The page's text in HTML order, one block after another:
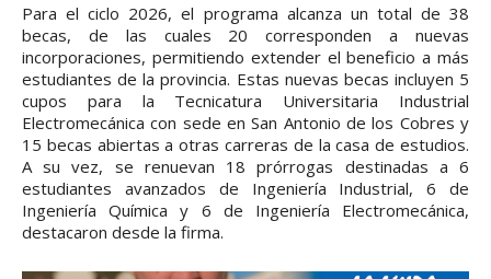
Para el ciclo 2026, el programa alcanza un total de 38
becas, de las cuales 20 corresponden a nuevas
incorporaciones, permitiendo extender el beneficio a más
estudiantes de la provincia. Estas nuevas becas incluyen 5
cupos para la Tecnicatura Universitaria Industrial
Electromecánica con sede en San Antonio de los Cobres y
15 becas abiertas a otras carreras de la casa de estudios.
A su vez, se renuevan 18 prórrogas destinadas a 6
estudiantes avanzados de Ingeniería Industrial, 6 de
Ingeniería Química y 6 de Ingeniería Electromecánica,
destacaron desde la firma.